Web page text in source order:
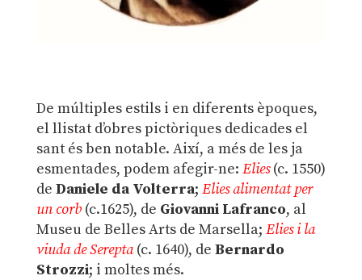
De múltiples estils i en diferents èpoques,
el llistat d’obres pictòriques dedicades el
sant és ben notable. Així, a més de les ja
esmentades, podem afegir-ne: Elies(c. 1550)
de Daniele da Volterra; Elies alimentat per
un corb(c.1625), de Giovanni Lafranco, al
Museu de Belles Arts de Marsella; Elies i la
viuda de Serepta(c. 1640), de Bernardo
Strozzi; i moltes més.